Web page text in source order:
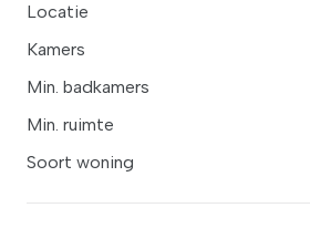
Locatie
Kamers
Min. badkamers
Min. ruimte
Soort woning